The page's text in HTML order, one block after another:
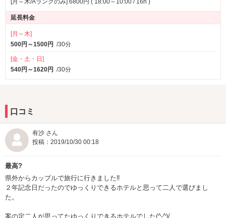
[月～木/Aランクのみ] 6800円 ( 18:00～10:00 / 16h )
延長料金
[月～木]
500円～1500円 /30分
[金・土・日]
540円～1620円 /30分
口コミ
有沙 さん
投稿：2019/10/30 00:18
最高?
県外からカップルで旅行に行きました‼️
２年記念日だったのでゆっくりできるホテルと思って二人で選びまし
た。
案の定二人が思ってたゆっくりできるホテルでした(^-^)/